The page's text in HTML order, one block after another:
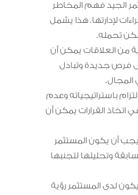
الجيد فهم المخاطر
لإدارتها. هذا يشمل
تحمله.
من العلاقات يمكن أن
فرص جديدة وتبادل
المجال.
باستراتيجياته وعدم
اتخاذ القرارات يمكن أن
يجب أن يكون المستثمر
وتحليلها لتجنبها
لدى المستثمر رؤية